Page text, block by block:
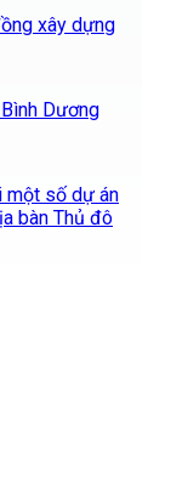
xây dựng
Dương
một số dự án
bàn Thủ đô